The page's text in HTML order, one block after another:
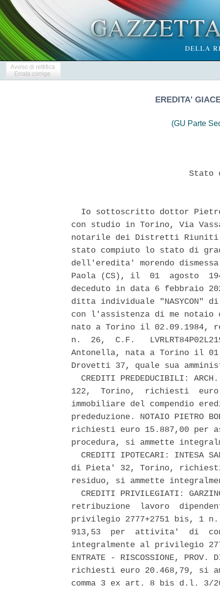
Avviso di rettifica
Errata corrige
EREDITA'
(GU Parte
Io sottoscritto dottor
con studio in Torino, Via
notarile dei Distretti Riuniti
stato compiuto lo stato di
dell'eredita' morendo
Paola (CS), il  01  agosto
deceduto in data 6 febbraio
ditta individuale "NASYCON" di
con l'assistenza di me
nato a Torino il 02.09.1984,
n.  26,  C.F.
Antonella, nata a Torino il
Drovetti 37, quale sua
CREDITI PREDEDUCIBILI:
122,  Torino,  richiesti
immobiliare del compendio
prededuzione. NOTAIO
richiesti euro 15.887,00 per
procedura, si ammette
CREDITI IPOTECARI: INTESA
di Pieta' 32, Torino,
residuo, si ammette
CREDITI PRIVILEGIATI:
retribuzione  lavoro
privilegio 2777+2751 bis, 1 n.
913,53  per  attivita'  di
integralmente al privilegio
ENTRATE - RISCOSSIONE,
richiesti euro 20.468,79, si
comma 3 ex art. 8 bis d.l. 3/